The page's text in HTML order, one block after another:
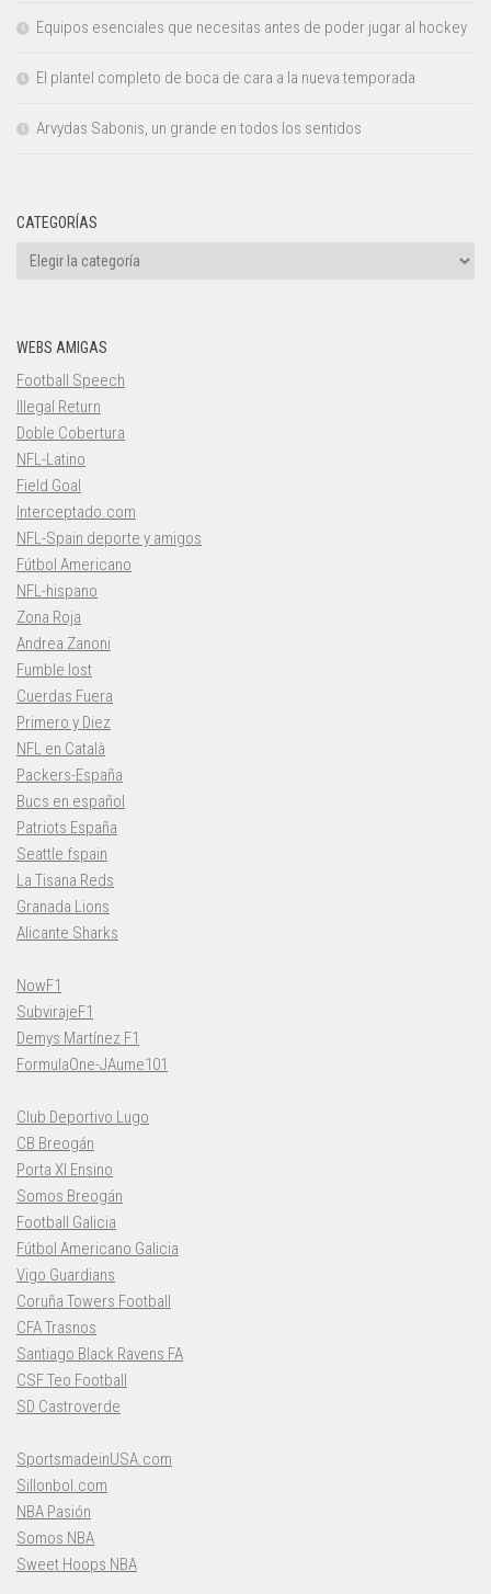
Equipos esenciales que necesitas antes de poder jugar al hockey
El plantel completo de boca de cara a la nueva temporada
Arvydas Sabonis, un grande en todos los sentidos
CATEGORÍAS
Categorías
WEBS AMIGAS
Football Speech
Illegal Return
Doble Cobertura
NFL-Latino
Field Goal
Interceptado.com
NFL-Spain deporte y amigos
Fútbol Americano
NFL-hispano
Zona Roja
Andrea Zanoni
Fumble lost
Cuerdas Fuera
Primero y Diez
NFL en Català
Packers-España
Bucs en español
Patriots España
Seattle fspain
La Tisana Reds
Granada Lions
Alicante Sharks
NowF1
SubvirajeF1
Demys Martínez F1
FormulaOne-JAume101
Club Deportivo Lugo
CB Breogán
Porta XI Ensino
Somos Breogán
Football Galicia
Fútbol Americano Galicia
Vigo Guardians
Coruña Towers Football
CFA Trasnos
Santiago Black Ravens FA
CSF Teo Football
SD Castroverde
SportsmadeinUSA.com
Sillonbol.com
NBA Pasión
Somos NBA
Sweet Hoops NBA